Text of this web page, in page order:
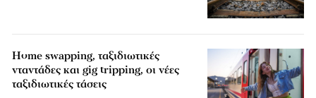
Home swapping, ταξιδιωτικές
νταντάδες και gig tripping, οι νέες
ταξιδιωτικές τάσεις